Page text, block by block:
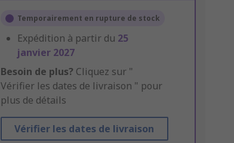
Temporairement en rupture de stock
Expédition à partir du 25
janvier 2027
Besoin de plus? Cliquez sur "
Vérifier les dates de livraison " pour
plus de détails
Vérifier les dates de livraison